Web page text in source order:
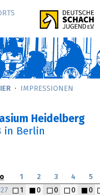
IMPRESSIONEN
Heidelberg
in Berlin
1 2 3 4 5
1 0 0 0 0